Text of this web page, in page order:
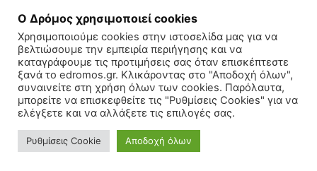
Εγγραφή συνδρομητή Πολιτική Διεθνή Κοινωνία
Πολιτισμός Αφιερώματα
© Δρόμος της Αριστεράς
Ο Δρόμος χρησιμοποιεί cookies
Χρησιμοποιούμε cookies στην ιστοσελίδα μας για να
βελτιώσουμε την εμπειρία περιήγησης και να
καταγράφουμε τις προτιμήσεις σας όταν επισκέπτεστε
ξανά το edromos.gr. Κλικάροντας στο "Αποδοχή όλων",
συναινείτε στη χρήση όλων των cookies. Παρόλαυτα,
μπορείτε να επισκεφθείτε τις "Ρυθμίσεις Cookies" για να
ελέγξετε και να αλλάξετε τις επιλογές σας.
Ρυθμίσεις Cookie Αποδοχή όλων